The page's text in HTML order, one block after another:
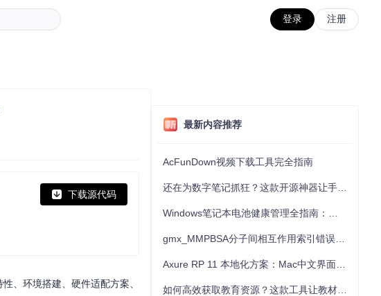
登录 注册
下载源代码
、环境搭建、硬件适配方案、
最新内容推荐
AcFunDown视频下载工具完全指南